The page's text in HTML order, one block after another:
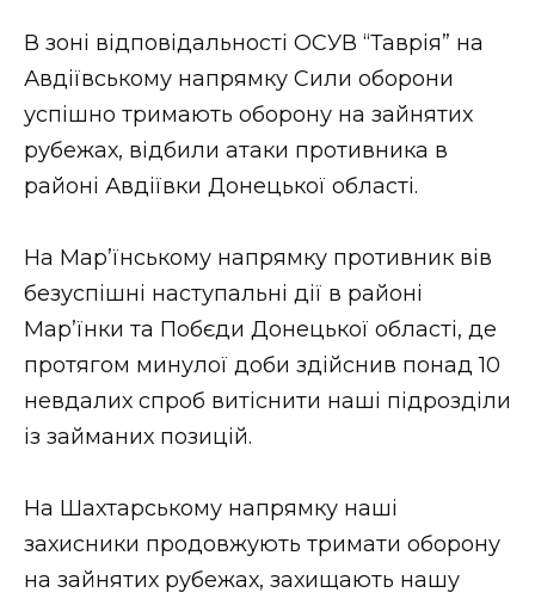
В зоні відповідальності ОСУВ “Таврія” на
Авдіївському напрямку Сили оборони
успішно тримають оборону на зайнятих
рубежах, відбили атаки противника в
районі Авдіївки Донецької області.
На Мар’їнському напрямку противник вів
безуспішні наступальні дії в районі
Мар’їнки та Побєди Донецької області, де
протягом минулої доби здійснив понад 10
невдалих спроб витіснити наші підрозділи
із займаних позицій.
На Шахтарському напрямку наші
захисники продовжують тримати оборону
на зайнятих рубежах, захищають нашу